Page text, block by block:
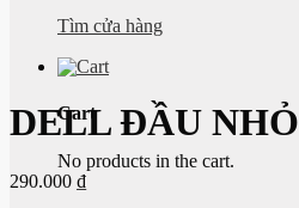
Tìm cửa hàng
Cart
No products in the cart.
DELL ĐẦU NHỎ
290.000 ₫